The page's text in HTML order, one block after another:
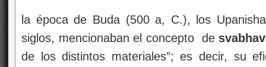
la época de Buda (500 a, C.), los
siglos, mencionaban el concepto de
de los distintos materiales”; es decir, su